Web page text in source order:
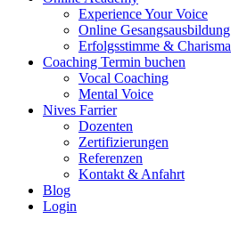
Experience Your Voice
Online Gesangsausbildung
Erfolgsstimme & Charisma
Coaching Termin buchen
Vocal Coaching
Mental Voice
Nives Farrier
Dozenten
Zertifizierungen
Referenzen
Kontakt & Anfahrt
Blog
Login